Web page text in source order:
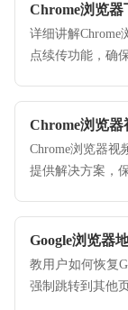
Chrome浏览
详细讲解
点续传功能，确
Chrome浏览
Chrome浏览器
提供解决方案，
Google浏览器
教用户如何恢复
强制跳转到其他